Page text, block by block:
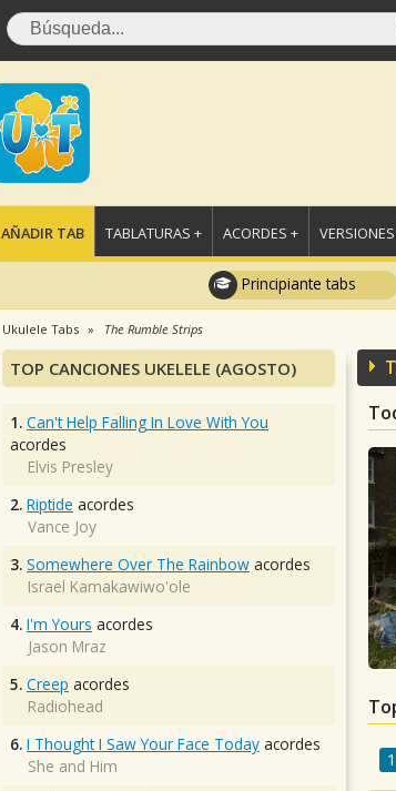
AÑADIR TAB TABLATURAS + ACORDES +
Principiante tabs
Ukulele Tabs The Rumble Strips
TOP CANCIONES UKELELE (AGOSTO)
1. Can't Help Falling In Love With You
acordes
Elvis Presley
2. Riptide acordes
Vance Joy
3. Somewhere Over The Rainbow acordes
Israel Kamakawiwo'ole
4. I'm Yours acordes
Jason Mraz
5. Creep acordes
Radiohead
6. I Thought I Saw Your Face Today acordes
She and Him